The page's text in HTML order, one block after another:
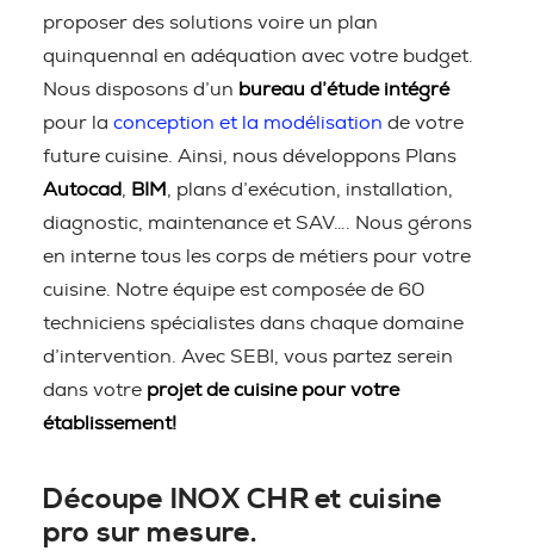
proposer des solutions voire un plan
quinquennal en adéquation avec votre budget.
Nous disposons d’un bureau d’étude intégré
pour la conception et la modélisation de votre
future cuisine. Ainsi, nous développons Plans
Autocad
BIM
, plans d’exécution, installation,
diagnostic, maintenance et SAV…. Nous gérons
en interne tous les corps de métiers pour votre
cuisine. Notre équipe est composée de 60
techniciens spécialistes dans chaque domaine
d’intervention. Avec SEBI, vous partez serein
dans votre projet de cuisine pour votre
établissement!
Découpe INOX CHR et cuisine
pro sur mesure.